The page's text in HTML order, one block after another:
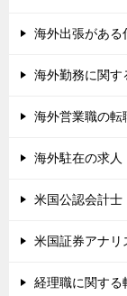
海外出張がある
海外勤務に関す
海外営業職の転
海外駐在の求人
米国公認会計士
米国証券アナリ
経理職に関する